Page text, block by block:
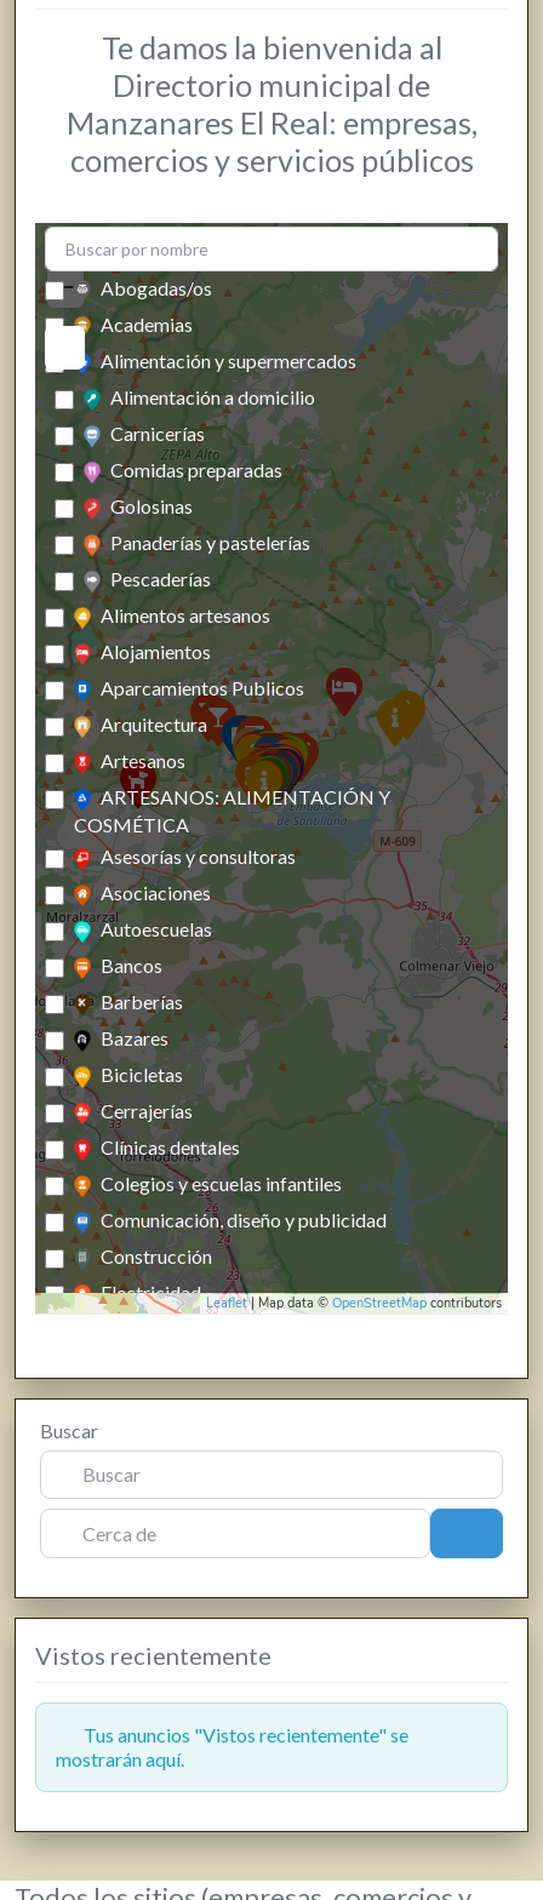
Te damos la bienvenida al
Directorio municipal de
Manzanares El Real: empresas,
comercios y servicios públicos
+
−
Leaflet| Map data © OpenStreetMap contributors
Abogadas/os
Academias
Alimentación y supermercados
Alimentación a domicilio
Carnicerías
Comidas preparadas
Golosinas
Panaderías y pastelerías
Pescaderías
Alimentos artesanos
Alojamientos
Aparcamientos Publicos
Arquitectura
Artesanos
ARTESANOS: ALIMENTACIÓN Y
COSMÉTICA
Asesorías y consultoras
Asociaciones
Autoescuelas
Bancos
Barberías
Bazares
Bicicletas
Cerrajerías
Clínicas dentales
Colegios y escuelas infantiles
Comunicación, diseño y publicidad
Construcción
Electricidad
Farmacias, parafarmacias y herbolarios
Fisioterapia
Floristerías
Fotografía y producción audiovisual
Gasóleo
Gasolineras
Hostelería y restauración
Informática y telecomunicaciones
Jardinería y viveros
Buscar
Cerca de
Vistos recientemente
Tus anuncios "Vistos recientemente" se
mostrarán aquí.